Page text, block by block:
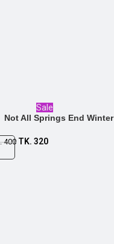
Sale
Not All Springs End Winter
400 TK. 320